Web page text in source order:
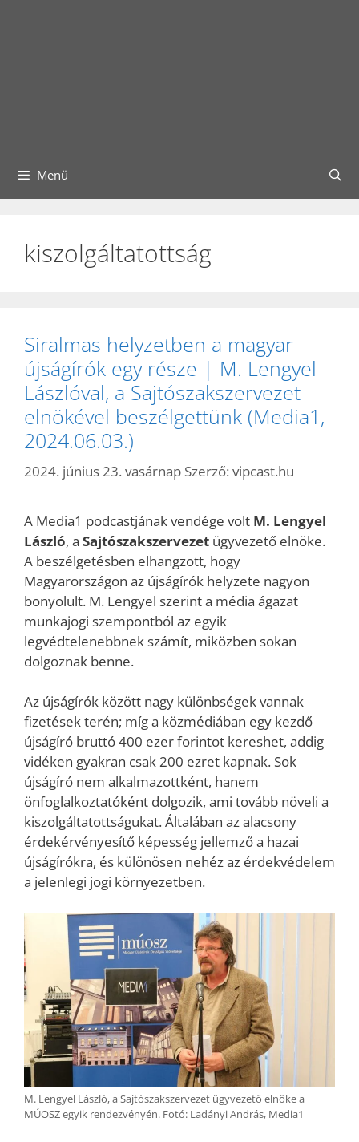
Menü
kiszolgáltatottság
Siralmas helyzetben a magyar
újságírók egy része | M. Lengyel
Lászlóval, a Sajtószakszervezet
elnökével beszélgettünk (Media1,
2024.06.03.)
2024. június 23. vasárnap Szerző: vipcast.hu
A Media1 podcastjának vendége volt M. Lengyel
László, a Sajtószakszervezet ügyvezető elnöke.
A beszélgetésben elhangzott, hogy
Magyarországon az újságírók helyzete nagyon
bonyolult. M. Lengyel szerint a média ágazat
munkajogi szempontból az egyik
legvédtelenebbnek számít, miközben sokan
dolgoznak benne.
Az újságírók között nagy különbségek vannak
fizetések terén; míg a közmédiában egy kezdő
újságíró bruttó 400 ezer forintot kereshet, addig
vidéken gyakran csak 200 ezret kapnak. Sok
újságíró nem alkalmazottként, hanem
önfoglalkoztatóként dolgozik, ami tovább növeli a
kiszolgáltatottságukat. Általában az alacsony
érdekérvényesítő képesség jellemző a hazai
újságírókra, és különösen nehéz az érdekvédelem
a jelenlegi jogi környezetben.
M. Lengyel László, a Sajtószakszervezet ügyvezető elnöke a
MÚOSZ egyik rendezvényén. Fotó: Ladányi András, Media1